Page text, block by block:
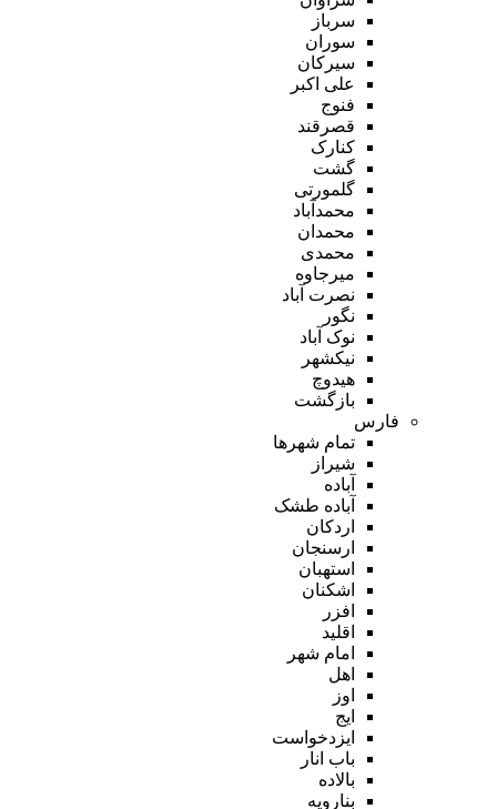
سرباز
سوران
سیرکان
علی اکبر
فنوج
قصرقند
کنارک
گشت
گلمورتی
محمدآباد
محمدان
محمدی
میرجاوه
نصرت آباد
نگور
نوک آباد
نیکشهر
هیدوچ
بازگشت
فارس
تمام شهر‌ها
شیراز
آباده
آباده طشک
اردکان
ارسنجان
استهبان
اشکنان
افزر
اقلید
امام شهر
اهل
اوز
ایج
ایزدخواست
باب انار
بالاده
بنارویه